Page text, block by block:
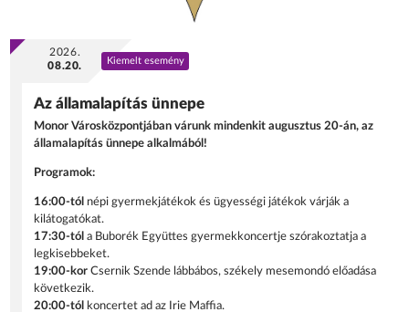
2026.
08.20.
Kiemelt esemény
Az államalapítás ünnepe
Monor Városközpontjában várunk mindenkit augusztus 20-án, az
államalapítás ünnepe alkalmából!
Programok:
16:00-tól népi gyermekjátékok és ügyességi játékok várják a
kilátogatókat.
17:30-tól a Buborék Együttes gyermekkoncertje szórakoztatja a
legkisebbeket.
19:00-korCsernik Szende lábbábos, székely mesemondó előadása
következik.
20:00-tól
koncertet ad az Irie Maffia.